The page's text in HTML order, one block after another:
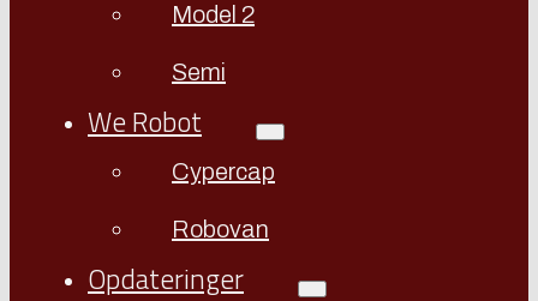
Model 2
Semi
We Robot
Cypercap
Robovan
Opdateringer